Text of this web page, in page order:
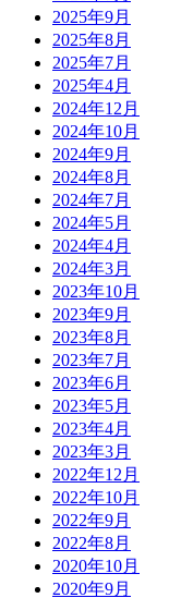
2025年9月
2025年8月
2025年7月
2025年4月
2024年12月
2024年10月
2024年9月
2024年8月
2024年7月
2024年5月
2024年4月
2024年3月
2023年10月
2023年9月
2023年8月
2023年7月
2023年6月
2023年5月
2023年4月
2023年3月
2022年12月
2022年10月
2022年9月
2022年8月
2020年10月
2020年9月